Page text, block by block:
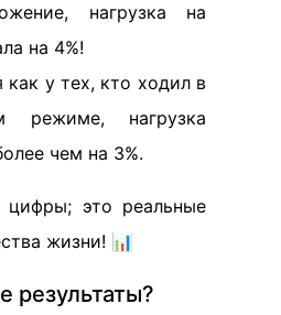
нагрузка на
на 4%!
как у тех, кто ходил в
режиме, нагрузка
чем на 3%.
это реальные
жизни! 📊
результаты?